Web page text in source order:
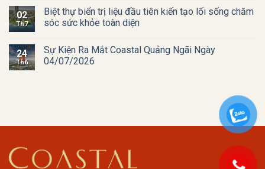
02
Th7
Biệt thự biển trị liệu đầu tiên kiến tạo lối sống chăm
sóc sức khỏe toàn diện
24
Th6
Sự Kiện Ra Mắt Coastal Quảng Ngãi Ngày
04/07/2026